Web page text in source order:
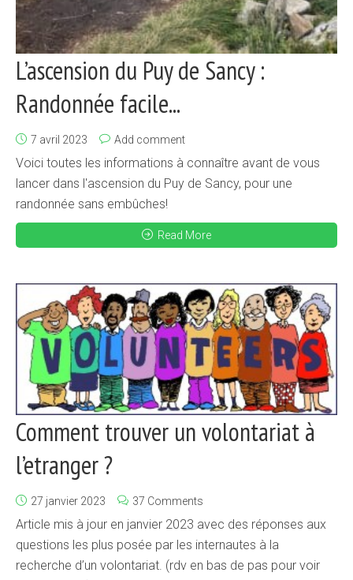
L’ascension du Puy de Sancy :
Randonnée facile...
7 avril 2023 Add comment
Voici toutes les informations à connaître avant de vous
lancer dans l'ascension du Puy de Sancy, pour une
randonnée sans embûches!
Read More
Comment trouver un volontariat à
l’etranger ?
27 janvier 2023 37 Comments
Article mis à jour en janvier 2023 avec des réponses aux
questions les plus posée par les internautes à la
recherche d’un volontariat. (rdv en bas de pas pour voir